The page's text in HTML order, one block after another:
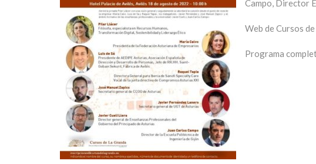
Campo, Director
Web de Cursos
Programa